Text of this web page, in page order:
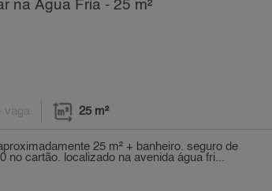
na Água Fria - 25 m²
vaga 25 m²
25 m² + banheiro. seguro de
no cartão. localizado na avenida água fri...